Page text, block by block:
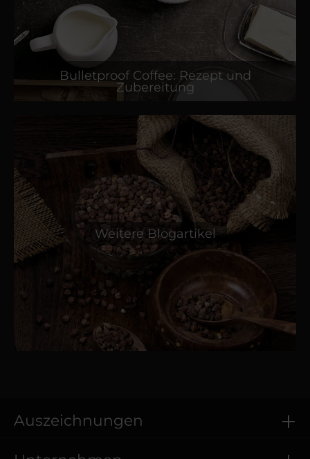
Bulletproof Coffee: Rezept und
Zubereitung
Weitere Blogartikel
Auszeichnungen